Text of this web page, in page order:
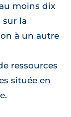
moins dix
sur la
à un autre
ressources
située en